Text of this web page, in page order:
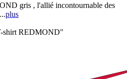
gris , l'allié incontournable des
plus
shirt REDMOND"